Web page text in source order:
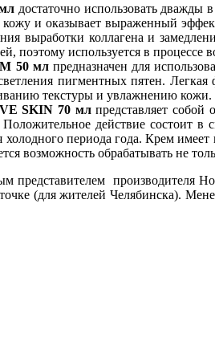
достаточно использовать дважды
и оказывает выраженный
выработки коллагена и
поэтому используется в процессе
50 млпредназначен для
пигментных пятен.
текстуры и увлажнению кожи.
SKIN 70 млпредставляет
действие состоит
периода года. Крем
возможность обрабатывать не
производителя
(для жителей Челябинска).